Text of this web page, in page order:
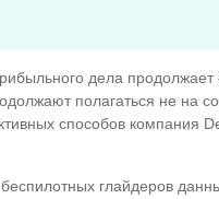
дела продолжает
полагаться не на
способов компания
глайдеров